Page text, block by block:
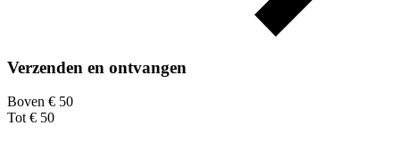
Verzenden en ontvangen
Boven € 50
Tot € 50